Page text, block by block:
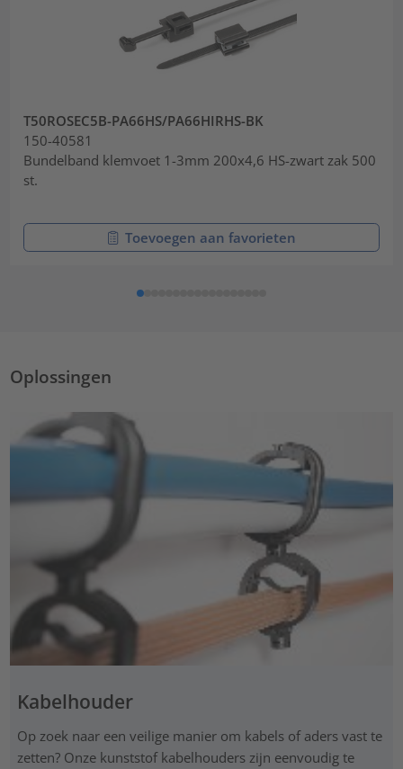
T50ROSEC5B-PA66HS/PA66HIRHS-BK
150-40581
Bundelband klemvoet 1-3mm 200x4,6 HS-zwart zak 500
st.
Toevoegen aan favorieten
Oplossingen
Kabelhouder
Op zoek naar een veilige manier om kabels of aders vast te
zetten? Onze kunststof kabelhouders zijn eenvoudig te